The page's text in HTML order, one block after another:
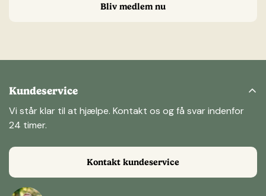
Bliv medlem nu
Kundeservice
Vi står klar til at hjælpe. Kontakt os og få svar indenfor
24 timer.
Kontakt kundeservice